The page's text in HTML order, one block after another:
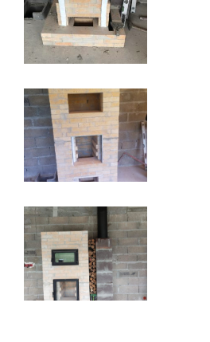
fumées vers le bas
Valleraugue 30570
Poele de masse S
brique de terre crue
Mantry 39230
Poêle Oxalibre L
Coufouleux 81800
Poêle de masse
Corbel 73160
Poêle M sous